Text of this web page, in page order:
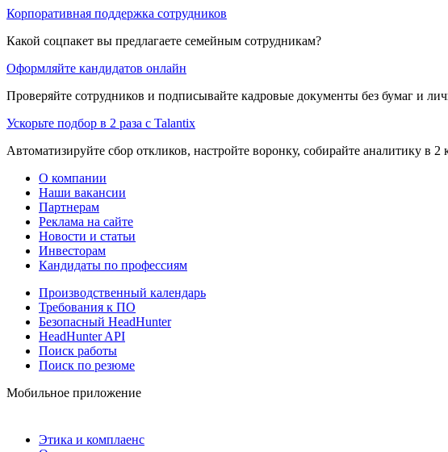
Корпоративная поддержка сотрудников
Какой соцпакет вы предлагаете семейным сотрудникам?
Оформляйте кандидатов онлайн
Проверяйте сотрудников и подписывайте кадровые документы без бумаг и
Ускорьте подбор в 2 раза с Talantix
Автоматизируйте сбор откликов, настройте воронку, собирайте аналитику в 2
О компании
Наши вакансии
Партнерам
Реклама на сайте
Новости и статьи
Инвесторам
Кандидаты по профессиям
Производственный календарь
Требования к ПО
Безопасный HeadHunter
HeadHunter API
Поиск работы
Поиск по резюме
Мобильное приложение
Этика и комплаенс